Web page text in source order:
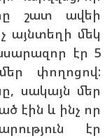
շատ ավեի
այնտեղի մեկ
էր 5
փողոցով:
սակայն մեր
էին և ինչ որ
էր